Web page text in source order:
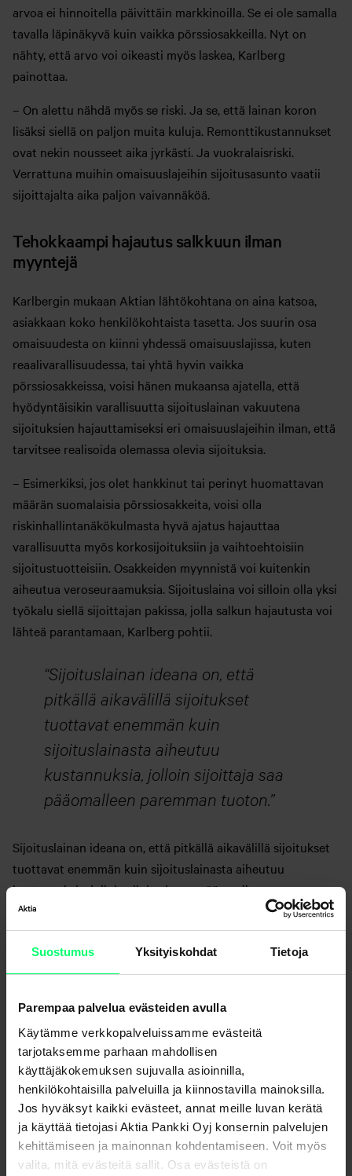
Suostumus Yksityiskohdat Tietoja
Parempaa palvelua evästeiden avulla
Käytämme verkkopalveluissamme evästeitä
tarjotaksemme parhaan mahdollisen
käyttäjäkokemuksen sujuvalla asioinnilla,
henkilökohtaisilla palveluilla ja kiinnostavilla mainoksilla.
Jos hyväksyt kaikki evästeet, annat meille luvan kerätä
ja käyttää tietojasi Aktia Pankki Oyj konsernin palvelujen
kehittämiseen ja mainonnan kohdentamiseen. Voit myös
valita, mitä evästeitä sallit. Osa evästeistä on
arvoa ei hinnoitella päivittäin markkinoilla. Se ei ole samalla
tavalla läpinäkyvä kuin vaikka pörssiosakkeilla. Nyt on
nähty, että arvo voi oikeasti myös laskea, Karlberg
painottaa.
– On alettu nähdä myös se riski. Ja se, että lainan koron
lisäksi siellä on paljon muita kuluja. Remonttikustannukset
ovat nekin nousseet aika jyrkästi. Ja vuokralaisriski.
Verrattuna muihin omaisuuslajeihin sijoitusasunto vaatii
sijoittajalta aika paljon vaivannäköä.
Tehokkaampi hajautus salkkuun ilman
myyntejä
Karlbergin mukaan Aktian lähtökohtana on aina katsoa,
asiakkaan koko henkilökohtaista tasetta. Jos suurin osa
omaisuudesta on kiinni yhdessä omaisuuslajissa, kuten
reaalivarallisuudessa, tai yhtä hyvin vaikka
pörssiosakkeissa, voisi hänen mukaansa ajatella, että
hyödyntäisikin varallisuutta sijoituslainan vakuutena
sijoituksien hajauttamiseksi eri omaisuuslajeihin ilman, että
tarvitsee realisoida olemassa olevia sijoituksia.
– Esimerkiksi, jos olet hankkinut tai perinyt huomattavan
määrän suomalaisia pörssiosakkeita, voisi olla
riskinhallintanäkökulmasta hyvä ajatus hajauttaa
varallisuutta myös korkosijoituksiin ja vaihtoehtoisiin
sijoitustuotteisiin. Osakkeiden myynnistä voi kuitenkin
aiheutua veroseuraamuksia. Sijoituslaina voi silloin olla yksi
työkalu siellä sijoittajan pakissa, jolla salkun hajautusta voi
lähteä parantamaan, Karlberg pohtii.
Sijoituslainan ideana on, että
pitkällä aikavälillä sijoitukset
tuottavat enemmän kuin
sijoituslainasta aiheutuu
kustannuksia, jolloin sijoittaja saa
pääomalleen paremman tuoton.
Sijoituslainan ideana on, että pitkällä aikavälillä sijoitukset
tuottavat enemmän kuin sijoituslainasta aiheutuu
kustannuksia, jolloin sijoittaja saa pääomalleen paremman
tuoton. Sijoittamisen rahoittaminen velkarahalla kasvattaa
myös sijoittamiseen liittyvää riskiä. Jos riski toteutuu, on
mahdollista, että lainarahalla tehtyjen sijoitusten jäljellä
oleva arvo ei riitä kattamaan maksamatta olevaa lainan
Sijoitusasuntolainaan verrattuna pienempi sijoituslaina voi
Karlbergin mukaan olla kokeneelle sijoittajalle vaihtoehto
kasvattaa varallisuutta hyödyntämällä maltillista velkavipua
ja sijoittamalla hajautettuihin kokonaisuuksiin.
– Jos korot lähtevät loppuvuodesta laskuun, nyt on hyvä
aika alkaa miettiä omia suunnitelmiaan.